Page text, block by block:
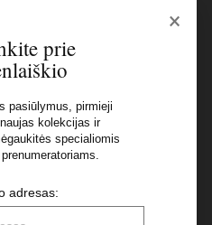
Privatumo Politikos
×
prie
pasiūlymus, pirmieji
kolekcijas ir
specialiomis
adresas: